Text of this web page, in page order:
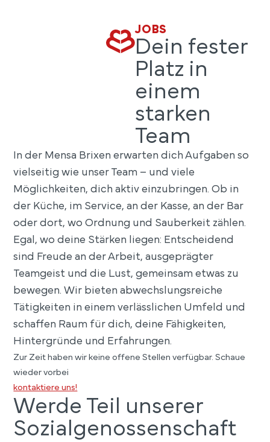
JOBS
Dein fester
Platz in
einem
starken
Team
In der Mensa Brixen erwarten dich Aufgaben so
vielseitig wie unser Team – und viele
Möglichkeiten, dich aktiv einzubringen. Ob in
der Küche, im Service, an der Kasse, an der Bar
oder dort, wo Ordnung und Sauberkeit zählen.
Egal, wo deine Stärken liegen: Entscheidend
sind Freude an der Arbeit, ausgeprägter
Teamgeist und die Lust, gemeinsam etwas zu
bewegen. Wir bieten abwechslungsreiche
Tätigkeiten in einem verlässlichen Umfeld und
schaffen Raum für dich, deine Fähigkeiten,
Hintergründe und Erfahrungen.
Zur Zeit haben wir keine offene Stellen verfügbar. Schaue
wieder vorbei
kontaktiere uns!
Werde Teil unserer
Sozialgenossenschaft